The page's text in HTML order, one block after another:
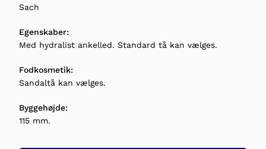
Sach
Egenskaber:
Med hydralist ankelled. Standard tå kan vælges.
Fodkosmetik:
Sandaltå kan vælges.
Byggehøjde:
115 mm.